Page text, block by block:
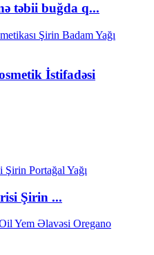
təbii buğda q...
İstifadəsi
Şirin ...